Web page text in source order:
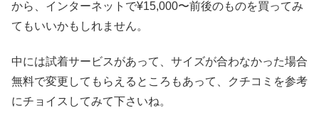
から、インターネットで¥15,000〜前後のものを買ってみ
てもいいかもしれません。
中には試着サービスがあって、サイズが合わなかった場合
無料で変更してもらえるところもあって、クチコミを参考
にチョイスしてみて下さいね。